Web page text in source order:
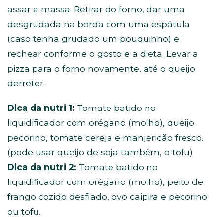
assar a massa. Retirar do forno, dar uma
desgrudada na borda com uma espátula
(caso tenha grudado um pouquinho) e
rechear conforme o gosto e a dieta. Levar a
pizza para o forno novamente, até o queijo
derreter.
Dica da nutri 1: Tomate batido no
liquidificador com orégano (molho), queijo
pecorino, tomate cereja e manjericão fresco.
(pode usar queijo de soja também, o tofu)
Dica da nutri 2: Tomate batido no
liquidificador com orégano (molho), peito de
frango cozido desfiado, ovo caipira e pecorino
ou tofu.